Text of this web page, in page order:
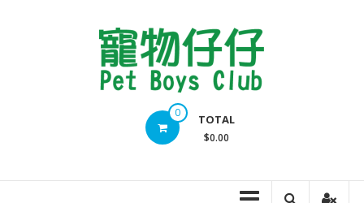
0 TOTAL
$0.00